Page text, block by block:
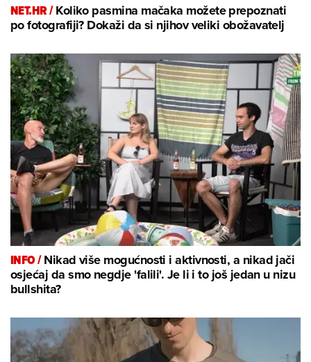
NET.HR /Koliko pasmina mačaka možete prepoznati
po fotografiji? Dokaži da si njihov veliki obožavatelj
INFO /Nikad više mogućnosti i aktivnosti, a nikad jači
osjećaj da smo negdje 'falili'. Je li i to još jedan u nizu
bullshita?